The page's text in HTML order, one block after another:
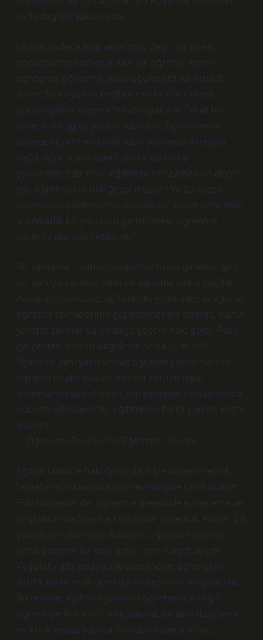
ve Pedagojik Yaklaşımlar
Eğitim, sadece bilgi aktarmak değil, bir bireyi
dönüştürme sürecidir. Her bir öğrenci, kendi
benzersiz öğrenme yolculuğunda farklı hızlarla
ilerler, farklı yolları keşfeder ve her biri kendi
potansiyeline ulaşma fırsatını yakalar. Fakat bu
sürecin en ilginç yanlarından biri, öğrenmenin
sadece öğretmen tarafından yönlendirilmesiyle
değil, öğrencinin kendi aktif katılımı ile
şekillenmesidir. Peki, eğitimde her zaman en doğru
yol, öğretmenin bildiği yol mudur? Ya da bazen,
geleneksel yöntemlerin dışında bir şeyler denemek,
alışılmadık bir yaklaşım geliştirmek, öğrenme
sürecini dönüştürebilir mi?
Bir zamanlar, “sunum kağıdının fırına girmesi” gibi
bir soruyu sormak belki de eğitimle ilişkili değildi.
Ancak günümüzde, eğitimdeki yöntemler, araçlar ve
öğretim tekniklerinin çeşitlenmesiyle birlikte, bu tür
yaratıcı sorular da oldukça geçerli hale geldi. Peki,
gerçekten sunum kağıdımız fırına girer mi?
Eğitimde yeni yaklaşımlar, öğretim yöntemleri ve
öğrenci odaklı düşünceler bu soruyu nasıl
anlamlandırabilir? Gelin, öğrenmenin dönüştürücü
gücüne odaklanarak, eğitimdeki farklı yönleri keşfe
çıkalım.
1. Öğrenme Teorileri ve Eğitimde Devrim
Eğitim tarihine baktığımızda, öğrenmenin teorik
temellerinin zamanla nasıl evrildiğine şahit oluruz.
Eski dönemlerde, öğrenme genellikle ezberleme ve
bilgi aktarma üzerine kurulu bir sistemdi. Ancak, 20.
yüzyılın ortalarından itibaren, öğrenme teorileri
daha dinamik bir hale geldi. Jean Piaget ve Lev
Vygotsky gibi pedagojik devrimciler, öğrencinin
aktif katılımını ve çevreyle etkileşimini vurguladılar.
Bu teoriler, eğitimin yalnızca öğretmekle değil,
öğrenciye fikirlerini sorgulatma, yaratıcı düşünme
ve kritik analiz yapma fırsatları sunma amacı